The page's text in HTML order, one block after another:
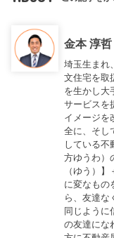
金本 淳哲
埼玉生まれ
文住宅を取
を生かし大
サービスを
イメージを
全に、そし
している不
方ゆうわ）
（ゆう）
に変なもの
ら、友達な
同じように
の友達にな